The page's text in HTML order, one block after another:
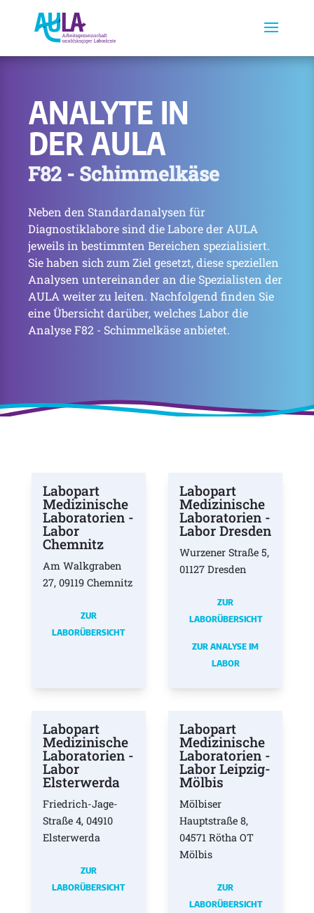
ANALYTE IN
DER AULA
F82 - Schimmelkäse
Neben den Standardanalysen für
Diagnostiklabore sind die Labore der AULA
jeweils in bestimmten Bereichen spezialisiert.
Sie haben sich zum Ziel gesetzt, diese speziellen
Analysen untereinander an die Spezialisten der
AULA weiter zu leiten. Nachfolgend finden Sie
eine Übersicht darüber, welches Labor die
Analyse F82 - Schimmelkäse anbietet.
Labopart
Medizinische
Laboratorien -
Labor
Chemnitz
Am Walkgraben
27, 09119 Chemnitz
ZUR
LABORÜBERSICHT
Labopart
Medizinische
Laboratorien -
Labor Dresden
Wurzener Straße 5,
01127 Dresden
ZUR
LABORÜBERSICHT
ZUR ANALYSE IM
LABOR
Labopart
Medizinische
Laboratorien -
Labor
Elsterwerda
Friedrich-Jage-
Straße 4, 04910
Elsterwerda
ZUR
LABORÜBERSICHT
Labopart
Medizinische
Laboratorien -
Labor Leipzig-
Mölbis
Mölbiser
Hauptstraße 8,
04571 Rötha OT
Mölbis
ZUR
LABORÜBERSICHT